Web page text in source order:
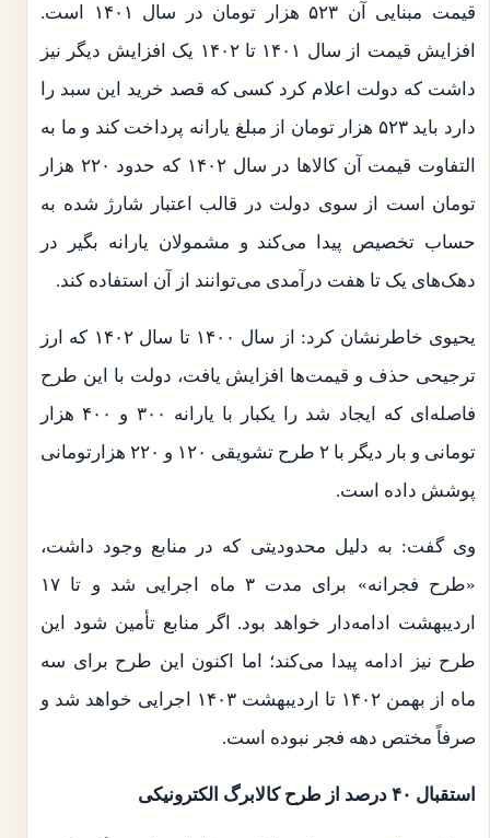
قیمت مبنایی آن ۵۲۳ هزار تومان در سال ۱۴۰۱ است.
افزایش قیمت از سال ۱۴۰۱ تا ۱۴۰۲ یک افزایش دیگر نیز
داشت که دولت اعلام کرد کسی که قصد خرید این سبد را
دارد باید ۵۲۳ هزار تومان از مبلغ یارانه پرداخت کند و ما به
التفاوت قیمت آن کالاها در سال ۱۴۰۲ که حدود ۲۲۰ هزار
تومان است از سوی دولت در قالب اعتبار شارژ شده به
حساب تخصیص پیدا می‌کند و مشمولان یارانه بگیر در
دهک‌های یک تا هفت درآمدی می‌توانند از آن استفاده کند.
یحیوی خاطرنشان کرد: از سال ۱۴۰۰ تا سال ۱۴۰۲ که ارز
ترجیحی حذف و قیمت‌ها افزایش یافت، دولت با این طرح
فاصله‌ای که ایجاد شد را یکبار با یارانه ۳۰۰ و ۴۰۰ هزار
تومانی و بار دیگر با ۲ طرح تشویقی ۱۲۰ و ۲۲۰ هزارتومانی
پوشش داده است.
وی گفت: به دلیل محدودیتی که در منابع وجود داشت،
«طرح فجرانه» برای مدت ۳ ماه اجرایی شد و تا ۱۷
اردیبهشت ادامه‌دار خواهد بود. اگر منابع تأمین شود این
طرح نیز ادامه پیدا می‌کند؛ اما اکنون این طرح برای سه
ماه از بهمن ۱۴۰۲ تا اردیبهشت ۱۴۰۳ اجرایی خواهد شد و
صرفاً مختص دهه فجر نبوده است.
استقبال ۴۰ درصد از طرح کالابرگ الکترونیکی